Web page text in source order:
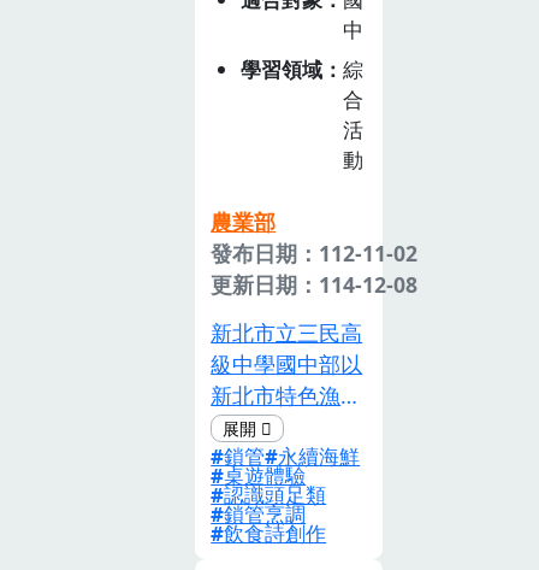
活動」等非正式
課程。聚焦「斗
南食情與在地農
業」，引導學生
探究「農業生產
與環境」與「飲
費」、「飲食生
活與文化」的連
結，建立「吃在
地、食當季」與
「地產地消」的
觀念與行動。並
攜手社區在地農
業相關團體，規
劃校外農業產銷
參訪活動、舉辦
校內農業職業達
中
學習領域
綜
合
活
動
農業部
發布日期：112-11-02
更新日期：114-12-08
新北市立三民高
級中學國中部以
新北市特色漁產
品「鎖管」為
題，結合海洋永
續議題，針對九
年級學生整合
「農業生產與環
鎖管 永續海鮮
桌遊體驗
認識頭足類
鎖管烹調
飲食詩創作